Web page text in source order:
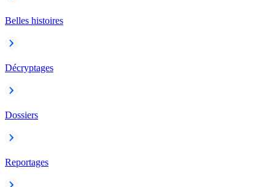
Belles histoires
Décryptages
Dossiers
Reportages